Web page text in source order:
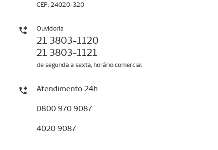
CEP: 24020-320
Ouvidoria
21 3803-1120
21 3803-1121
de segunda a sexta, horário comercial
Atendimento 24h
0800 970 9087
4020 9087